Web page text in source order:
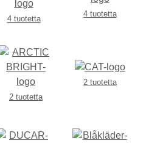
4 tuotetta
4 tuotetta
2 tuotetta
2 tuotetta